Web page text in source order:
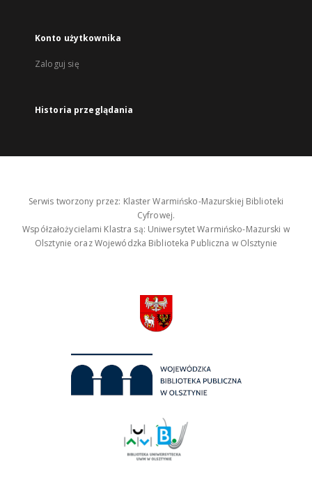
Konto użytkownika
Zaloguj się
Historia przeglądania
Serwis tworzony przez: Klaster Warmińsko-Mazurskiej Biblioteki
Cyfrowej.
Współzałożycielami Klastra są: Uniwersytet Warmińsko-Mazurski w
Olsztynie oraz Wojewódzka Biblioteka Publiczna w Olsztynie